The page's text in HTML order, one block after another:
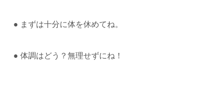
● まずは十分に体を休めてね。
● 体調はどう？無理せずにね！